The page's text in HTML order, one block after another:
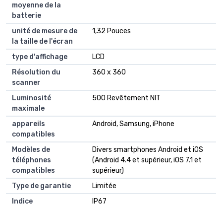
moyenne de la
batterie
unité de mesure de
la taille de l'écran
1,32 Pouces
type d'affichage
LCD
Résolution du
scanner
360 x 360
Luminosité
maximale
500 Revêtement NIT
appareils
compatibles
Android, Samsung, iPhone
Modèles de
téléphones
compatibles
Divers smartphones Android et iOS
(Android 4.4 et supérieur, iOS 7.1 et
supérieur)
Type de garantie
Limitée
Indice
IP67